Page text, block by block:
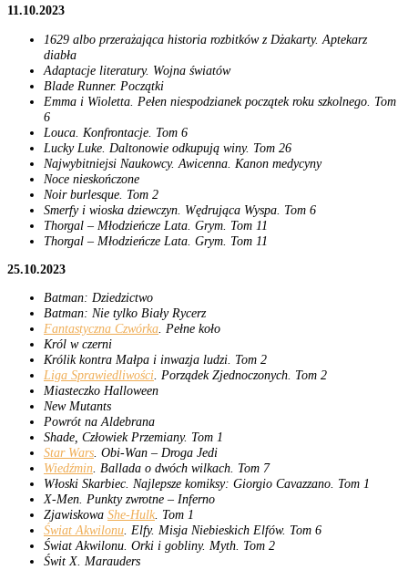
11.10.2023
1629 albo przerażająca historia rozbitków z Dżakarty. Aptekarz
diabła
Adaptacje literatury. Wojna światów
Blade Runner. Początki
Emma i Wioletta. Pełen niespodzianek początek roku szkolnego. Tom
6
Louca. Konfrontacje. Tom 6
Lucky Luke. Daltonowie odkupują winy. Tom 26
Najwybitniejsi Naukowcy. Awicenna. Kanon medycyny
Noce nieskończone
Noir burlesque. Tom 2
Smerfy i wioska dziewczyn. Wędrująca Wyspa. Tom 6
Thorgal – Młodzieńcze Lata. Grym. Tom 11
Thorgal – Młodzieńcze Lata. Grym. Tom 11
25.10.2023
Batman: Dziedzictwo
Batman: Nie tylko Biały Rycerz
Fantastyczna Czwórka. Pełne koło
Król w czerni
Królik kontra Małpa i inwazja ludzi. Tom 2
Liga Sprawiedliwości. Porządek Zjednoczonych. Tom 2
Miasteczko Halloween
New Mutants
Powrót na Aldebrana
Shade, Człowiek Przemiany. Tom 1
Star Wars. Obi-Wan – Droga Jedi
Wiedźmin. Ballada o dwóch wilkach. Tom 7
Włoski Skarbiec. Najlepsze komiksy: Giorgio Cavazzano. Tom 1
X-Men. Punkty zwrotne – Inferno
Zjawiskowa She-Hulk. Tom 1
Świat Akwilonu. Elfy. Misja Niebieskich Elfów. Tom 6
Świat Akwilonu. Orki i gobliny. Myth. Tom 2
Świt X. Marauders